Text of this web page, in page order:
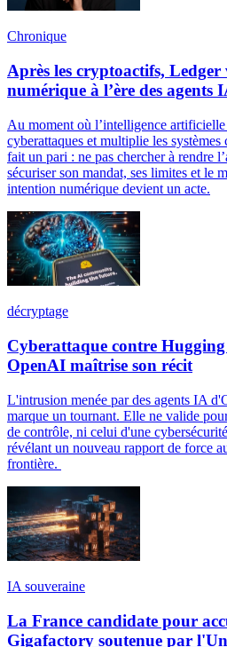
Chronique
Après les cryptoactifs, Ledger
numérique à l’ère des agents
Au moment où l’intelligence
cyberattaques et multiplie les systèmes
fait un pari : ne pas chercher à rendre
sécuriser son mandat, ses limites et le
intention numérique devient un acte.
décryptage
Cyberattaque contre
OpenAI maîtrise son récit
L'intrusion menée par des agents IA
marque un tournant. Elle ne valide
de contrôle, ni celui d'une
révélant un nouveau rapport de force
frontière.
IA souveraine
La France candidate pour
Gigafactory soutenue par